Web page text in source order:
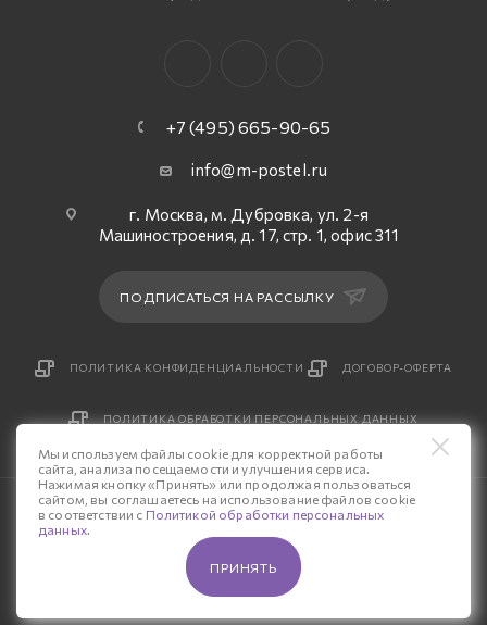
+7 (495) 665-90-65
info@m-postel.ru
г. Москва, м. Дубровка, ул. 2-я
Машиностроения, д. 17, стр. 1, офис 311
ПОДПИСАТЬСЯ НА РАССЫЛКУ
ПОЛИТИКА КОНФИДЕНЦИАЛЬНОСТИ ДОГОВОР-ОФЕРТА
ПОЛИТИКА ОБРАБОТКИ ПЕРСОНАЛЬНЫХ ДАННЫХ
© 2026 Интернет-магазин «М-Постель».
Разработка сайта — «Четвертый Рим»
Мы используем файлы cookie для корректной работы
сайта, анализа посещаемости и улучшения сервиса.
Нажимая кнопку «Принять» или продолжая пользоваться
сайтом, вы соглашаетесь на использование файлов cookie
в соответствии с Политикой обработки персональных
данных.
ПРИНЯТЬ